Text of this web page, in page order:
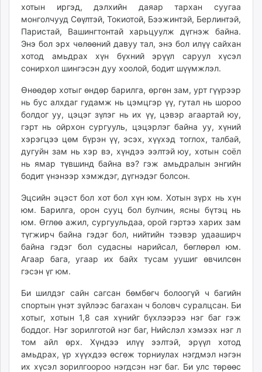
хотын иргэд, дэлхийн даяар тархан суугаа
монголчууд Сөүлтэй, Токиотой, Бээжинтэй, Берлинтэй,
Паристай, Вашингтонтай харьцуулж дүгнэж байна.
Энэ бол эрх чөлөөний давуу тал, энэ бол илүү сайхан
хотод амьдрах хүн бүхний эрүүл саруул хүсэл
сонирхол шингэсэн дуу хоолой, бодит шүүмжлэл.
Өнөөдөр хотыг өндөр барилга, өргөн зам, урт гүүрээр
нь бус алхдаг гудамж нь цэмцгэр үү, гутал нь шороо
болдог уу, цэцэг зүлэг нь их үү, цэвэр агаартай юу,
гэрт нь ойрхон сургууль, цэцэрлэг байна уу, хүний
хэрэгцээ цөм бүрэн үү, эсэх, хүүхэд тоглох, талбай,
дугуйн зам нь хэр вэ, хүндээ ээлтэй юу, хотын соёл
нь ямар түвшинд байна вэ? гэж амьдралын энгийн
бодит үнэнээр хэмждэг, дүгнэдэг болсон.
Эцсийн эцэст бол хот бол хүн юм. Хотын зүрх нь хүн
юм. Барилга, орон сууц бол булчин, ясны бүтэц нь
юм. Өглөө ажил, сургуульдаа, орой гэртээ харих зам
түгжирч байна гэдэг бол, нийтийн тээвэр удааширч
байна гэдэг бол судасны нарийсал, бөглөрөл юм.
Агаар бага, угаар их байх тусам уушиг өвчилсөн
гэсэн үг юм.
Би шилдэг сайн сагсан бөмбөгч болоогүй ч багийн
спортын үнэт зүйлээс багахан ч боловч суралцсан. Би
хотыг, хотын 1,8 сая хүнийг бүхлээрээ нэг баг гэж
боддог. Нэг зорилготой нэг баг, Нийслэл хэмээх нэг л
том айл өрх. Хүндээ илүү ээлтэй, эрүүл хотод
амьдрах, үр хүүхдээ өсгөж торниулах нэгдмэл нэгэн
их хүсэл зорилгоороо нэгдсэн нэг баг. Би улс төрөөс